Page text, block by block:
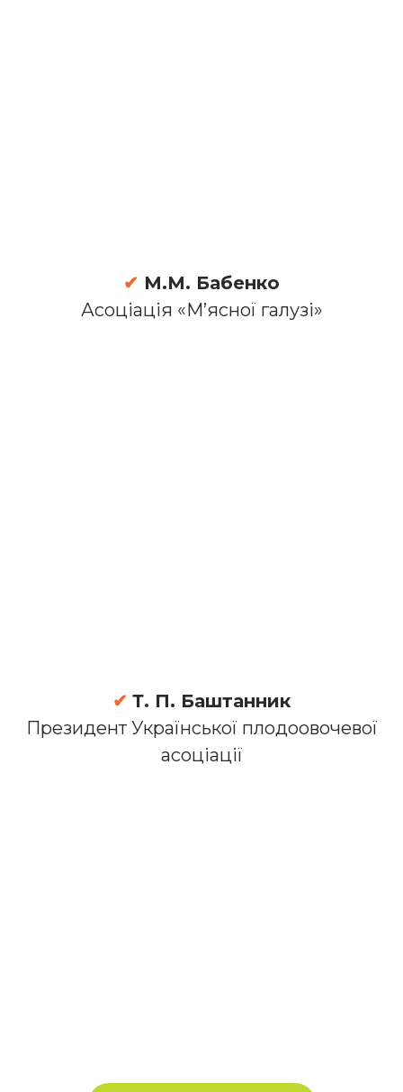
✔ М.М. Бабенко
Асоціація «М’ясної галузі»
✔ Т. П. Баштанник
Президент Української плодоовочевої
асоціації